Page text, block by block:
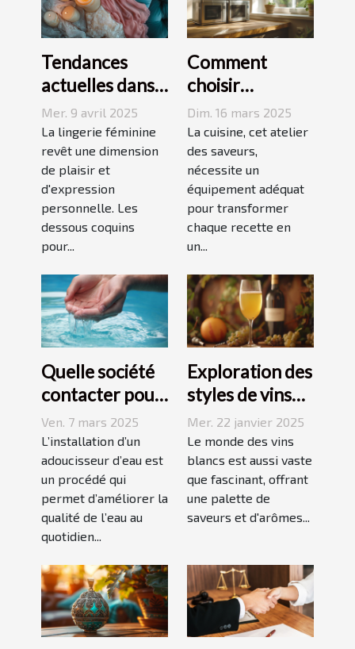
Tendances
actuelles dans
les dessous
coquins pour
femmes
Mer. 9 avril 2025
La lingerie féminine
revêt une dimension
de plaisir et
d'expression
personnelle. Les
dessous coquins
pour...
Comment
choisir
l'équipement
de cuisine idéal
pour vos
recettes
Dim. 16 mars 2025
La cuisine, cet atelier
des saveurs,
nécessite un
équipement adéquat
pour transformer
chaque recette en
un...
Quelle société
contacter pour
l'installation
d'un
adoucisseur
d'eau ?
Ven. 7 mars 2025
L’installation d’un
adoucisseur d’eau est
un procédé qui
permet d’améliorer la
qualité de l’eau au
quotidien...
Exploration des
styles de vins
blancs issus de
vignobles
renommés
Mer. 22 janvier 2025
Le monde des vins
blancs est aussi vaste
que fascinant, offrant
une palette de
saveurs et d'arômes...